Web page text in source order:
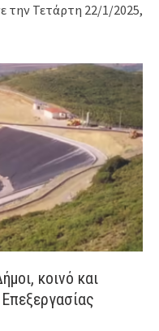
την Τετάρτη 22/1/2025,
κοινό και